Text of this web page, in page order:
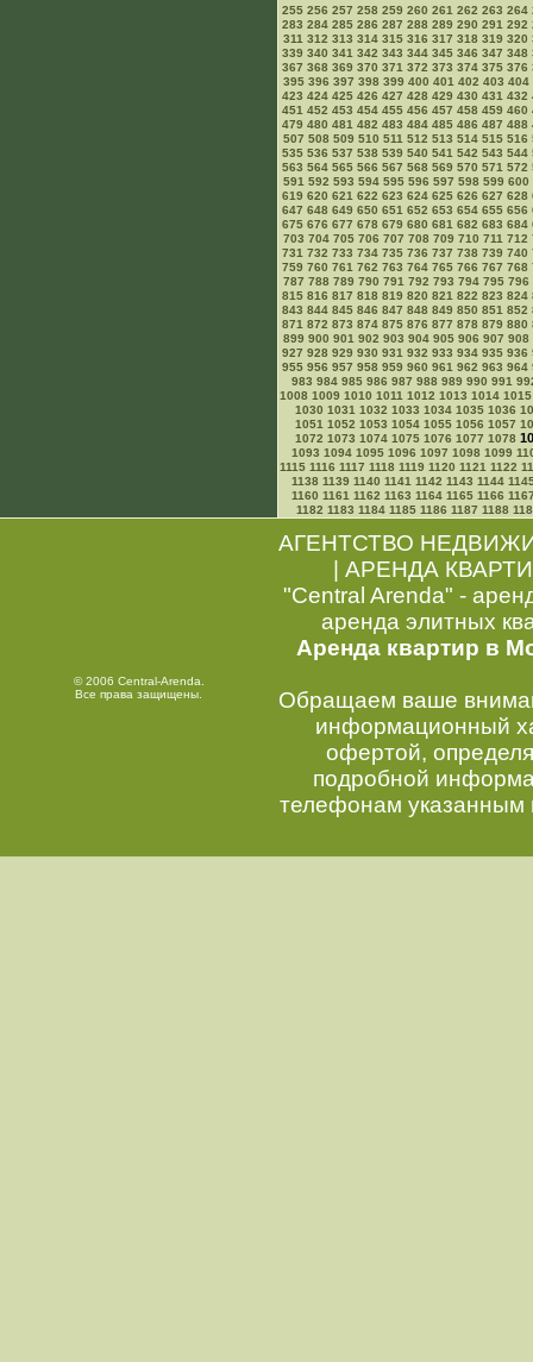
255 256 257 258 259 260 261 262 263 264
283 284 285 286 287 288 289 290 291 292
311 312 313 314 315 316 317 318 319 320
339 340 341 342 343 344 345 346 347 348
367 368 369 370 371 372 373 374 375 376
395 396 397 398 399 400 401 402 403 404
423 424 425 426 427 428 429 430 431 432
451 452 453 454 455 456 457 458 459 460
479 480 481 482 483 484 485 486 487 488
507 508 509 510 511 512 513 514 515 516
535 536 537 538 539 540 541 542 543 544
563 564 565 566 567 568 569 570 571 572
591 592 593 594 595 596 597 598 599 600
619 620 621 622 623 624 625 626 627 628
647 648 649 650 651 652 653 654 655 656
675 676 677 678 679 680 681 682 683 684
703 704 705 706 707 708 709 710 711 712
731 732 733 734 735 736 737 738 739 740
759 760 761 762 763 764 765 766 767 768
787 788 789 790 791 792 793 794 795 796
815 816 817 818 819 820 821 822 823 824
843 844 845 846 847 848 849 850 851 852
871 872 873 874 875 876 877 878 879 880
899 900 901 902 903 904 905 906 907 908
927 928 929 930 931 932 933 934 935 936
955 956 957 958 959 960 961 962 963 964
983 984 985 986 987 988 989 990 991
1008 1009 1010 1011 1012 1013 1014 1015
1030 1031 1032 1033 1034 1035 1036
1051 1052 1053 1054 1055 1056 1057
1072 1073 1074 1075 1076 1077 1078
1093 1094 1095 1096 1097 1098 1099
1115 1116 1117 1118 1119 1120 1121 1122
1138 1139 1140 1141 1142 1143 1144
1160 1161 1162 1163 1164 1165 1166
1182 1183 1184 1185 1186 1187 1188
© 2006 Central-Arenda.
Все права защищены.
АГЕНТСТВО
|АРЕНДА
"Central Arenda" -
аренда элитных
Аренда квартир в
Обращаем ваше
информационный
офертой,
подробной
телефонам указанным